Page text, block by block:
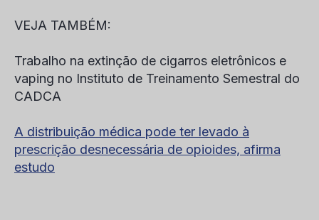
VEJA TAMBÉM:
Trabalho na extinção de cigarros eletrônicos e
vaping no Instituto de Treinamento Semestral do
CADCA
A distribuição médica pode ter levado à
prescrição desnecessária de opioides, afirma
estudo